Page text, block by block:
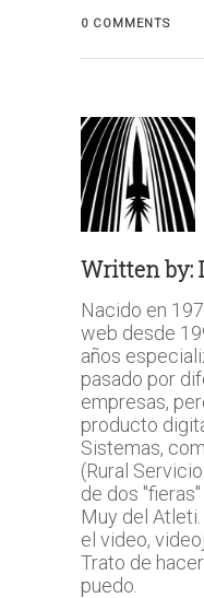
0 COMMENTS
Written by:
Nacido en
web desde
años
pasado por
empresas,
producto
Sistemas,
(Rural
de dos
Muy del
el video,
Trato de
puedo.